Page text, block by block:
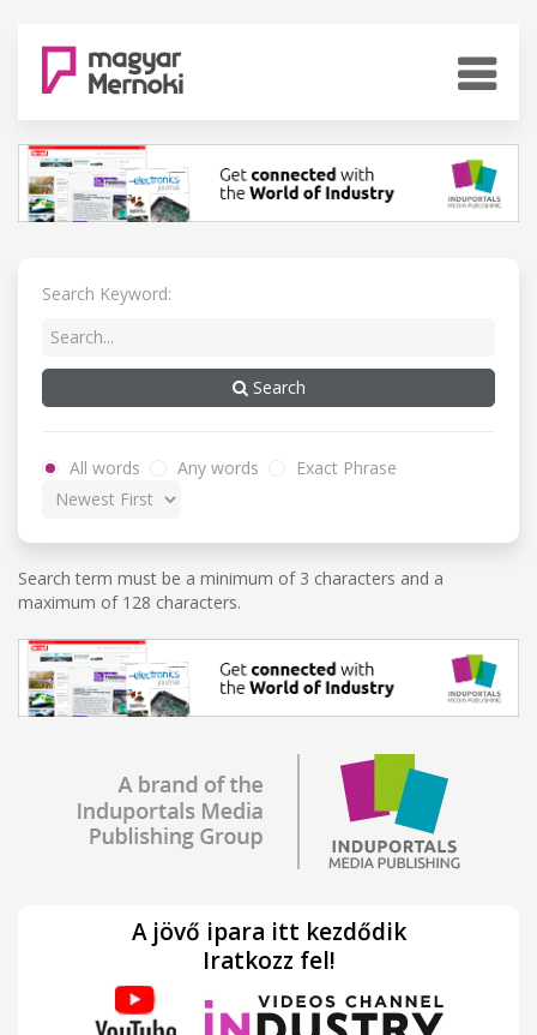
Search Keyword:
Search
All words Any words Exact Phrase
Search term must be a minimum of 3 characters and a
maximum of 128 characters.
A jövő ipara itt kezdődik
Iratkozz fel!